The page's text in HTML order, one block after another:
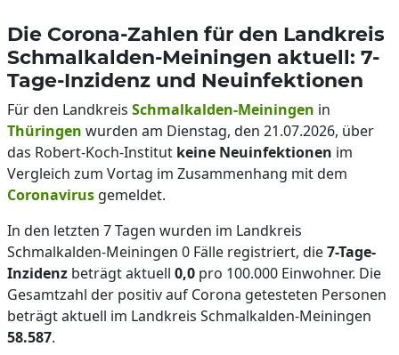
Die Corona-Zahlen für den Landkreis
Schmalkalden-Meiningen aktuell: 7-
Tage-Inzidenz und Neuinfektionen
Für den Landkreis Schmalkalden-Meiningen in
Thüringen wurden am Dienstag, den 21.07.2026, über
das Robert-Koch-Institut keine Neuinfektionen im
Vergleich zum Vortag im Zusammenhang mit dem
Coronavirus gemeldet.
In den letzten 7 Tagen wurden im Landkreis
Schmalkalden-Meiningen 0 Fälle registriert, die7-Tage-
Inzidenz beträgt aktuell 0,0 pro 100.000 Einwohner. Die
Gesamtzahl der positiv auf Corona getesteten Personen
beträgt aktuell im Landkreis Schmalkalden-Meiningen
58.587.